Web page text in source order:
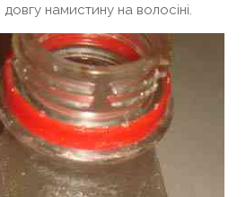
намистину на волосіні.